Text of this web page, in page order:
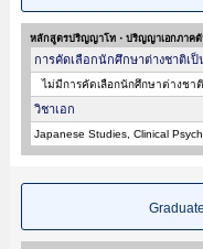
หลักสูตรปริญญาโท・ปริญญาเอกภาค
การคัดเลือกนักศึกษาต่างชาติเ
ไม่มีการคัดเลือกนักศึกษาต่างชา
วิชาเอก
Japanese Studies, Clinical